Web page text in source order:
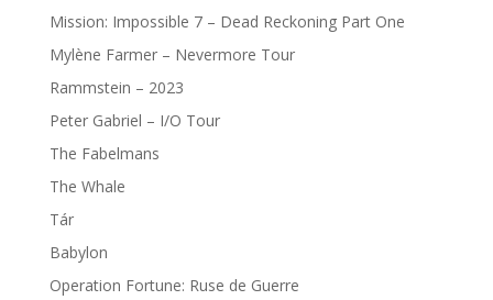
Mission: Impossible 7 – Dead Reckoning Part One
Mylène Farmer – Nevermore Tour
Rammstein – 2023
Peter Gabriel – I/O Tour
The Fabelmans
The Whale
Tár
Babylon
Operation Fortune: Ruse de Guerre